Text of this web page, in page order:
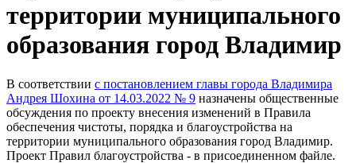
территории муниципального
образования город Владимир
В соответствии с постановлением главы города Владимира
Андрея Шохина от 14.03.2022 № 9 назначены общественные
обсуждения по проекту внесения изменений в Правила
обеспечения чистоты, порядка и благоустройства на
территории муниципального образования город Владимир.
Проект Правил благоустройства - в присоединенном файле.